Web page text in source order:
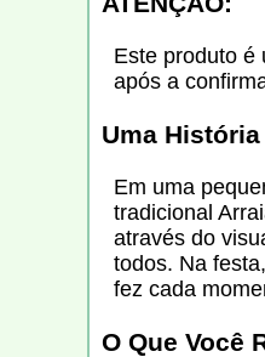
Este produto é
após a
Uma
Em uma
tradicional
através do
todos. Na
fez cada
O Que Você